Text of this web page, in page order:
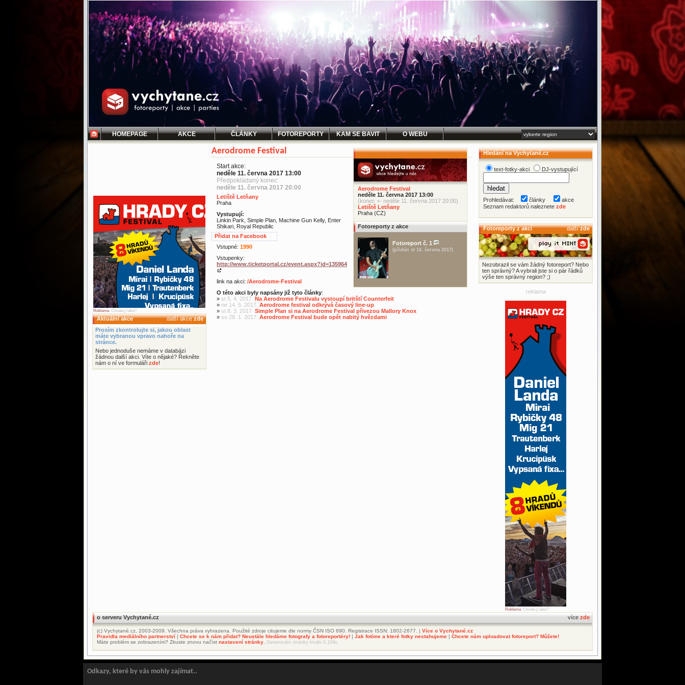
HOMEPAGE AKCE ČLÁNKY FOTOREPORTY KAM SE BAVIT O WEBU
Reklama. Chcete ji také?
Aktuální akce další akcezde
Prosím zkontrolujte si, jakou oblast
máte vybranou vpravo nahoře na
stránce.
Nebo jednoduše nemáme v databázi
žádnou další akci. Víte o nějaké? Řekněte
nám o ní ve formuláři zde!
Aerodrome Festival
neděle 11. června 2017 13:00
(konec +- neděle 11. června 2017 20:00)
Letiště Letňany
Praha (CZ)
Fotoreporty z akce
Fotoreport č. 1
(přidán st 14. června 2017)
Aerodrome Festival
Start akce:
neděle 11. června 2017 13:00
Předpokládaný konec:
neděle 11. června 2017 20:00
Letiště Letňany
Praha
Vystupují:
Linkin Park, Simple Plan, Machine Gun Kelly, Enter
Shikari, Royal Republic
Přidat na Facebook
Vstupné: 1990
Vstupenky:
http://www.ticketportal.cz/event.aspx?id=135964
link na akci: /Aerodrome-Festival
O této akci byly napsány již tyto články:
» st 5. 4. 2017 Na Aerodrome Festivalu vystoupí britští Counterfeit
» ne 14. 5. 2017 Aerodrome festival odkrývá časový line-up
» st 8. 3. 2017 Simple Plan si na Aerodrome Festival přivezou Mallory Knox
» so 28. 1. 2017 Aerodrome Festival bude opět nabitý hvězdami
Hledání na Vychytané.cz
text-fotky-akci DJ-vystupující
Prohledávat: články
akce
Seznam redaktorů naleznete zde
Fotoreporty z akcí dalšízde
Nezobrazil se vám žádný fotoreport? Nebo
ten správný? A vybrali jste si o pár řádků
výše ten správný region? ;)
reklama
Reklama. Chcete ji také?
o serveru Vychytané.cz více zde
(c) Vychytané.cz, 2003-2009. Všechna práva vyhrazena. Použité zdroje citujeme dle normy ČSN ISO 690. Registrace ISSN: 1802-2677. | Více o Vychytané.cz
Pravidla mediálního partnerství | Chcete se k nám přidat? Neustále hledáme fotografy a fotoreportéry! | Jak fotíme a které fotky nestahujeme | Chcete nám uploadovat fotoreport? Můžete!
Máte problém se zobrazením? Zkuste znovu načíst nastavení stránky Generování stránky trvalo 0.104s.
Odkazy, které by vás mohly zajímat..